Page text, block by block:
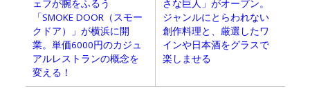
ェフが腕をふるう
「SMOKE DOOR（スモー
クドア）」が横浜に開
業。単価6000円のカジュ
アルレストランの概念を
変える！
さな巨人」がオープン。
ジャンルにとらわれない
創作料理と、厳選したワ
インや日本酒をグラスで
楽しませる